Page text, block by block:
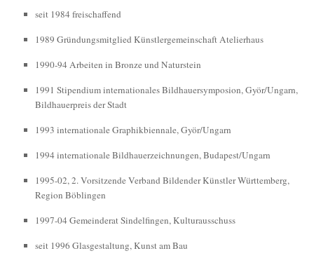
seit 1984 freischaffend
1989 Gründungsmitglied Künstlergemeinschaft Atelierhaus
1990-94 Arbeiten in Bronze und Naturstein
1991 Stipendium internationales Bildhauersymposion, Györ/Ungarn,
Bildhauerpreis der Stadt
1993 internationale Graphikbiennale, Györ/Ungarn
1994 internationale Bildhauerzeichnungen, Budapest/Ungarn
1995-02, 2. Vorsitzende Verband Bildender Künstler Württemberg,
Region Böblingen
1997-04 Gemeinderat Sindelfingen, Kulturausschuss
seit 1996 Glasgestaltung, Kunst am Bau